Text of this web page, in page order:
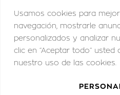
Usamos cookies para
navegación, mostrarle
personalizados y analizar
clic en “Aceptar todo”
nuestro uso de las cookies.
Suscríbete a
Recibe noticias,
belleza más